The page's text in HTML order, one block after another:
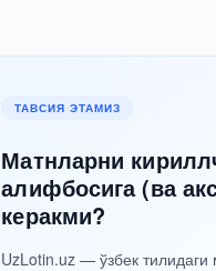
ТАВСИЯ ЭТАМИЗ
Матнларни
алифбосига (ва
керакми?
UzLotin.uz — ўзбек